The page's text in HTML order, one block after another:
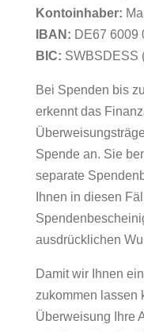
Kontoinhaber:
IBAN: DE67 6009
BIC: SWBSDESS
Bei Spenden bis
erkennt das
Spende an. Sie
separate
Ihnen in diesen
ausdrücklichen
Damit wir Ihnen
zukommen lassen
Überweisung Ihre